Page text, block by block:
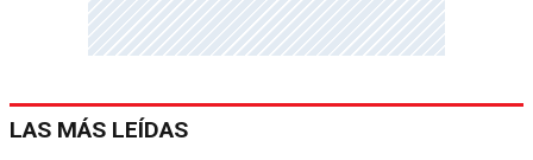
LAS MÁS LEÍDAS